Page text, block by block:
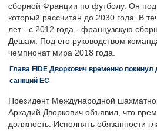
сборной Франции по футболу. Он
который рассчитан до 2030 года. В
лет - с 2012 года - французскую
Дешам. Под его руководством
чемпионат мира 2018 года.
Глава FIDE Дворкович временно покинул
санкций ЕС
Президент Международной
Аркадий Дворкович объявил, что
должность. Исполнять обязанности